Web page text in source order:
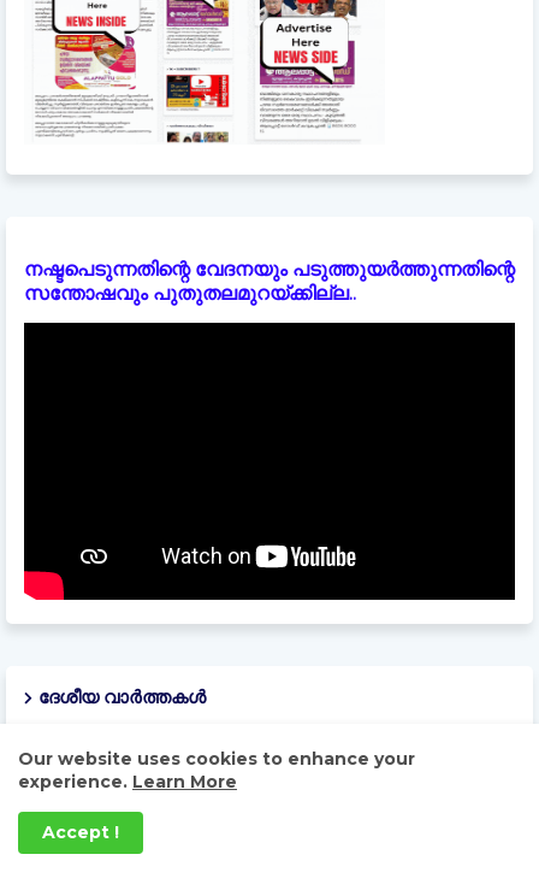
നഷ്ടപെടുന്നതിന്റെ വേദനയും പടുത്തുയർത്തുന്നതിന്റെ
സന്തോഷവും പുതുതലമുറയ്ക്കില്ല..
ദേശീയ വാർത്തകൾ
Our website uses cookies to enhance your
experience. Learn More
Accept !